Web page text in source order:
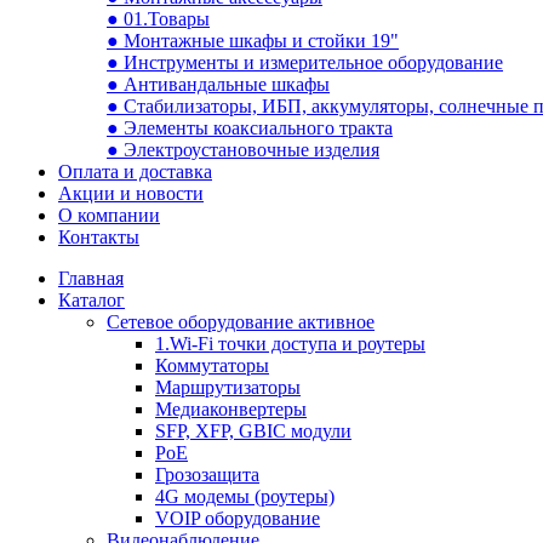
● 01.Товары
● Монтажные шкафы и стойки 19"
● Инструменты и измерительное оборудование
● Антивандальные шкафы
● Стабилизаторы, ИБП, аккумуляторы, солнечные
● Элементы коаксиального тракта
● Электроустановочные изделия
Оплата и доставка
Акции и новости
О компании
Контакты
Главная
Каталог
Сетевое оборудование активное
1.Wi-Fi точки доступа и роутеры
Коммутаторы
Маршрутизаторы
Медиаконвертеры
SFP, XFP, GBIC модули
PoE
Грозозащита
4G модемы (роутеры)
VOIP оборудование